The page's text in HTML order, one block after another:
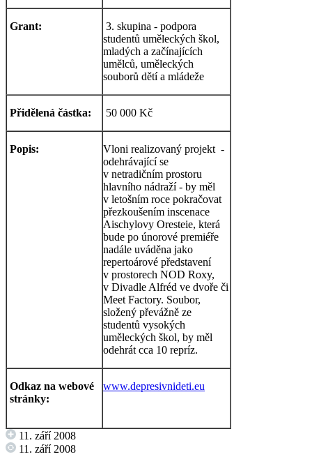
Grant:
3. skupina - podpora
studentů uměleckých škol,
mladých a začínajících
umělců, uměleckých
souborů dětí a mládeže
Přidělená částka: 50 000 Kč
Popis:
Vloni realizovaný projekt -
odehrávající se
v netradičním prostoru
hlavního nádraží - by měl
v letošním roce pokračovat
přezkoušením inscenace
Aischylovy Oresteie, která
bude po únorové premiéře
nadále uváděna jako
repertoárové představení
v prostorech NOD Roxy,
v Divadle Alfréd ve dvoře či
Meet Factory. Soubor,
složený převážně ze
studentů vysokých
uměleckých škol, by měl
odehrát cca 10 repríz.
Odkaz na webové
stránky:
www.depresivnideti.eu
11. září 2008
11. září 2008